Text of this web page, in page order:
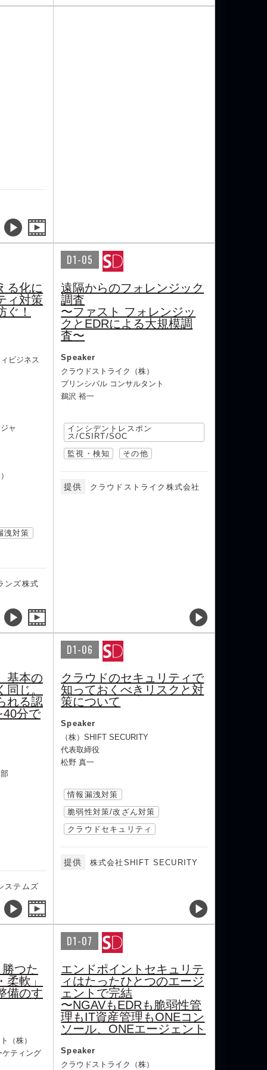
る化に
ィ対策
ぐ！
ビジネス
ャ
洩対策
ンズ株式
D1-05
遠隔からのフォレンジック
調査
〜ファスト フォレンジッ
クとEDRによる大規模調
査〜
Speaker
クラウドストライク（株）
プリンシパル コンサルタント
鵜沢 裕一
インシデントレスポン
ス/CSIRT/SOC
監視・検知
その他
提供 クラウドストライク株式会社
基本の
じ。
れる認
40分で
ステムズ
D1-06
クラウドのセキュリティで
知っておくべきリスクと対
策について
Speaker
（株）SHIFT SECURITY
代表取締役
松野 真一
情報漏洩対策
脆弱性対策/改ざん対策
クラウドセキュリティ
提供 株式会社SHIFT SECURITY
つた
軟」
備のす
（株）
ティング
D1-07
エンドポイントセキュリテ
ィはたったひとつのエージ
ェントで完結
〜NGAVもEDRも脆弱性管
理もIT資産管理もONEコン
ソール、ONEエージェント
Speaker
クラウドストライク（株）